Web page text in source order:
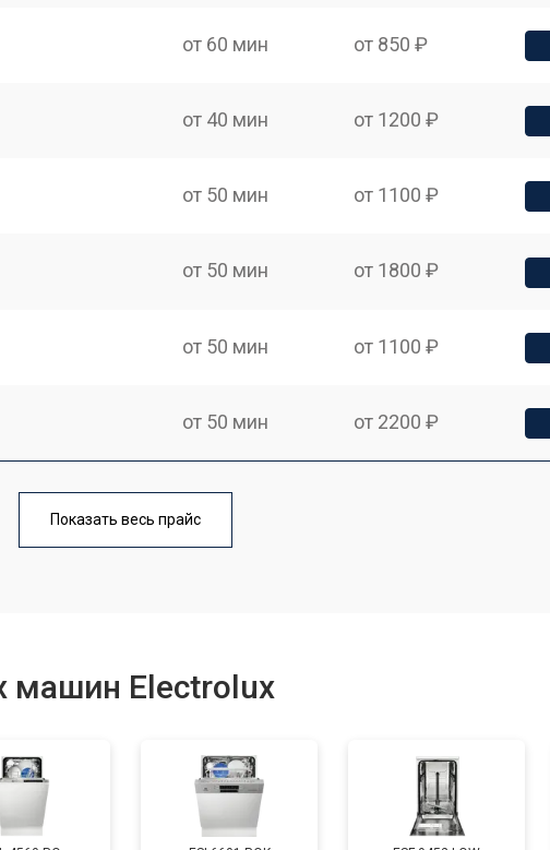
от 60 мин от 850 ₽
от 40 мин от 1200 ₽
от 50 мин от 1100 ₽
от 50 мин от 1800 ₽
от 50 мин от 1100 ₽
от 50 мин от 2200 ₽
от 100 мин
от 60 мин от 1000 ₽
Показать весь прайс
машин Electrolux